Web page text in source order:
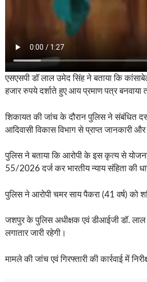
एसएसपी डॉ लाल उमेद सिंह ने बताया कि
हजार रुपये दर्शाते हुए आय प्रमाण पत्र
शिकायत की जांच के दौरान पुलिस ने संबंधित
आदिवासी विकास विभाग से प्राप्त जानकारी
पुलिस ने बताया कि आरोपी के इस कृत्य से
55/2026 दर्ज कर भारतीय न्याय संहिता की
पुलिस ने आरोपी चमर साय पैकरा (41 वर्ष) को
जशपुर के पुलिस अधीक्षक एवं डीआईजी डॉ. लाल
लगातार जारी रहेगी।
मामले की जांच एवं गिरफ्तारी की कार्रवाई में